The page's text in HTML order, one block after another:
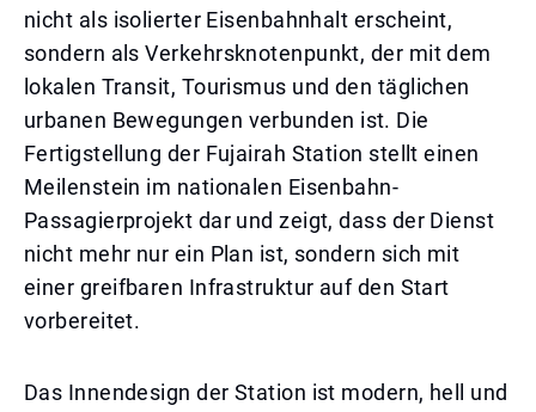
nicht als isolierter Eisenbahnhalt erscheint,
sondern als Verkehrsknotenpunkt, der mit dem
lokalen Transit, Tourismus und den täglichen
urbanen Bewegungen verbunden ist. Die
Fertigstellung der Fujairah Station stellt einen
Meilenstein im nationalen Eisenbahn-
Passagierprojekt dar und zeigt, dass der Dienst
nicht mehr nur ein Plan ist, sondern sich mit
einer greifbaren Infrastruktur auf den Start
vorbereitet.
Das Innendesign der Station ist modern, hell und